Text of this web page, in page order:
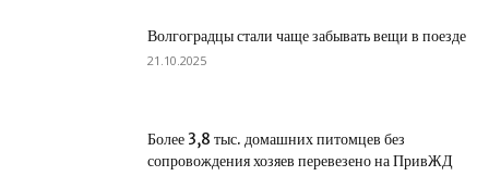
Волгоградцы стали чаще забывать вещи в поезде
21.10.2025
Более 3,8 тыс. домашних питомцев без
сопровождения хозяев перевезено на ПривЖД